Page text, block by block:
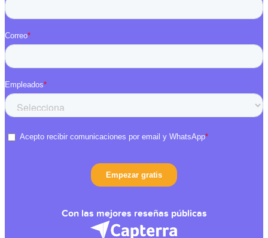
Con las mejores reseñas públicas